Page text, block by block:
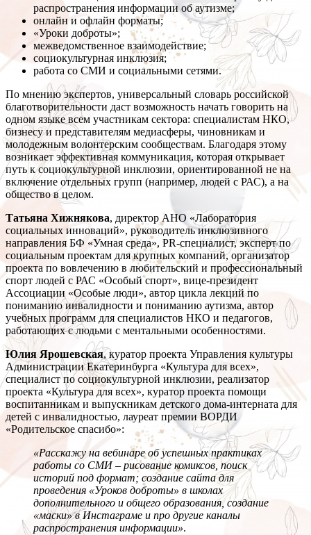
распространения информации об аутизме;
онлайн и офлайн форматы;
«Уроки доброты»;
межведомственное взаимодействие;
социокультурная инклюзия;
работа со СМИ и социальными сетями.
По мнению экспертов, универсальный словарь российской
благотворительности даст возможность начать говорить на
одном языке всем участникам сектора: специалистам НКО,
бизнесу и представителям медиасферы, чиновникам и
молодежным волонтерским сообществам. Благодаря этому
возникает эффективная коммуникация, которая открывает
путь к социокультурной инклюзии, ориентированной не на
включение отдельных групп (например, людей с РАС), а на
общество в целом.
Татьяна Хижнякова, директор АНО «Лаборатория
социальных инноваций», руководитель инклюзивного
направления БФ «Умная среда», PR-специалист, эксперт по
социальным проектам для крупных компаний, организатор
проекта по вовлечению в любительский и профессиональный
спорт людей с РАС «Особый спорт», вице-президент
Ассоциации «Особые люди», автор цикла лекций по
пониманию инвалидности и пониманию аутизма, автор
учебных программ для специалистов НКО и педагогов,
работающих с людьми с ментальными особенностями.
Юлия Ярошевская, куратор проекта Управления культуры
Администрации Екатеринбурга «Культура для всех»,
специалист по социокультурной инклюзии, реализатор
проекта «Культура для всех», куратор проекта помощи
воспитанникам и выпускникам детского дома-интерната для
детей с инвалидностью, лауреат премии ВОРДИ
«Родительское спасибо»:
«Расскажу на вебинаре об успешных практиках
работы со СМИ – рисование комиксов, поиск
историй под формат; создание сайта для
проведения «Уроков доброты» в школах
дополнительного и общего образования, создание
«маски» в Инстаграме и про другие каналы
распространения информации».